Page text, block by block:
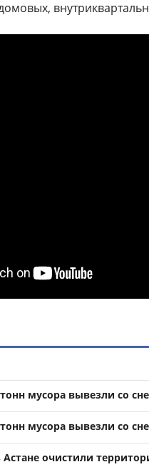
тонн мусора вывезли со
тонн мусора вывезли со
Астане очистили